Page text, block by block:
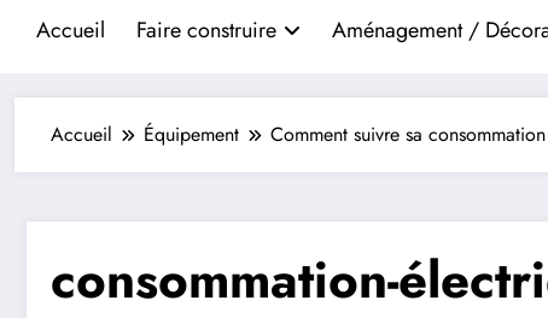
Accueil Faire construire Aménagement /
Accueil Équipement Comment suivre sa
consommation-